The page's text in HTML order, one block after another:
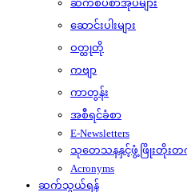
ဆက်စပ်စာအုပ်များ
ဆောင်းပါးများ
ဝတ္ထုတို
ကဗျာ
ကာတွန်း
အစီရင်ခံစာ
E-Newsletters
သုတေသနနှင့်ဖွံ့ဖြိုးတိုးတ
Acronyms
ဆက်သွယ်ရန်